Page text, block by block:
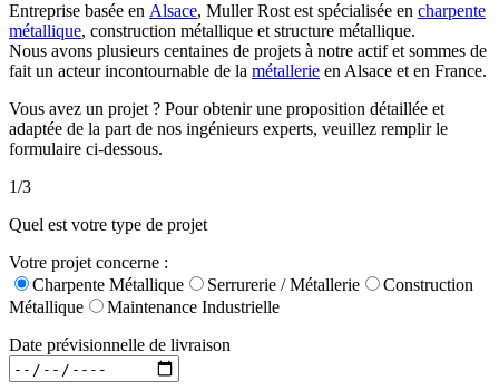
Entreprise basée en Alsace, Muller Rost est spécialisée en charpente
métallique, construction métallique et structure métallique.
Nous avons plusieurs centaines de projets à notre actif et sommes de
fait un acteur incontournable de la métallerie en Alsace et en France.
Vous avez un projet ? Pour obtenir une proposition détaillée et
adaptée de la part de nos ingénieurs experts, veuillez remplir le
formulaire ci-dessous.
1/3
Quel est votre type de projet
Votre projet concerne :
Charpente Métallique
Serrurerie / Métallerie
Construction
Métallique
Maintenance Industrielle
Date prévisionnelle de livraison